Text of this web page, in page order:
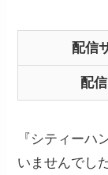
配信
配
『シティーハ
いませんでした